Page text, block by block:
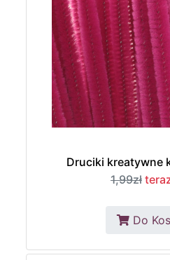
Druciki kreatywne
1,99zł
Do